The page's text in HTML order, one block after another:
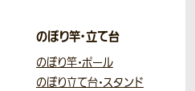
のぼり竿・立て台
のぼり竿・ポール
のぼり立て台・スタンド